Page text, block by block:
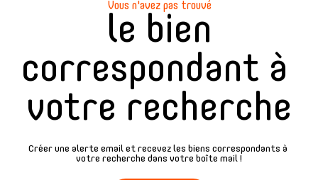
Vous n'avez pas trouvé
le bien
correspondant à
votre recherche
Créer une alerte email et recevez les biens correspondants à
votre recherche dans votre boîte mail !